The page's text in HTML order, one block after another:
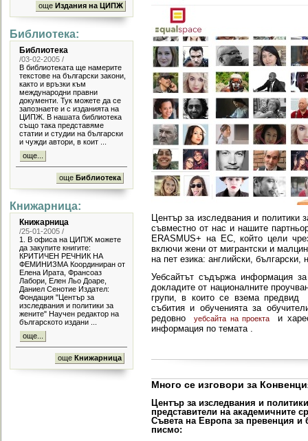
още Издания на ЦИПЖ
Библиотека:
Библиотека
/03-02-2005 /
В библиотеката ще намерите
текстове на български закони,
както и връзки към
международни правни
документи. Тук можете да се
запознаете и с изданията на
ЦИПЖ. В нашата библиотека
също така представяме
статии и студии на български
и чужди автори, в коит ...
още...
още Библиотека
Книжарница:
Книжарница
/25-01-2005 /
1. В офиса на ЦИПЖ можете
да закупите книгите:
КРИТИЧЕН РЕЧНИК НА
ФЕМИНИЗМА Координиран от
Елена Ирата, Франсоаз
Лабори, Елен Льо Доаре,
Даниел Сенотие Издател:
Фондация "Център за
изследвания и политики за
жените" Научен редактор на
българското издани ...
още...
още Книжарница
Център за изследвания и
съвместно от нас и нашите
ERASMUS+ на ЕС, който цели
включи жени от мигрантски и
на пет езика: английски,
Уебсайтът съдържа информация за
докладите от националните
групи, в които се взема предвид
събития и обученията за
редовно
уебсайта на проекта
и
информация по темата .
Много се изговори за
Център за изследвания и
представители на академичните
Съвета на Европа за превенция
писмо: